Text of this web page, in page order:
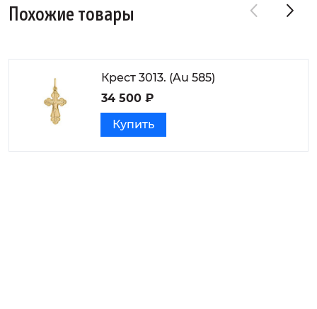
Похожие товары
Крест 3013. (Au 585)
34 500 ₽
Купить